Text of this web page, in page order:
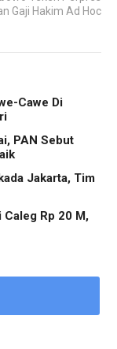
Gaji Hakim Ad Hoc
Cawe Di
PAN Sebut
Jakarta, Tim
Rp 20 M,